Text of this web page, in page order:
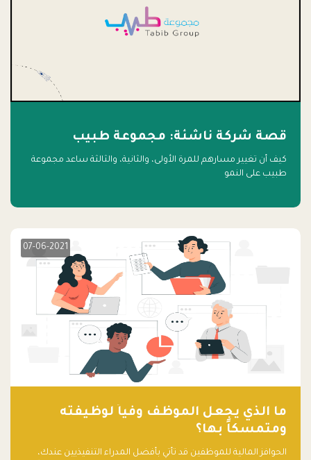
قصة شركة ناشئة: مجموعة طبيب
كيف أن تغيير مسارهم للمرة الأولى، والثانية، والثالثة ساعد مجموعة
طبيب على النمو
07-06-2021
ما الذي يجعل الموظف وفياً لوظيفته
ومتمسكاً بها؟
الحوافز المالية للموظفين قد تأتي بأفضل المدراء التنفيذيين عندك،